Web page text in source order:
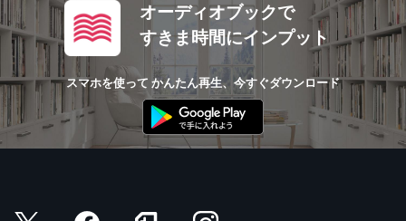
オーディオブックで
すきま時間にインプット
スマホを使って かんたん再生、今すぐダウンロード